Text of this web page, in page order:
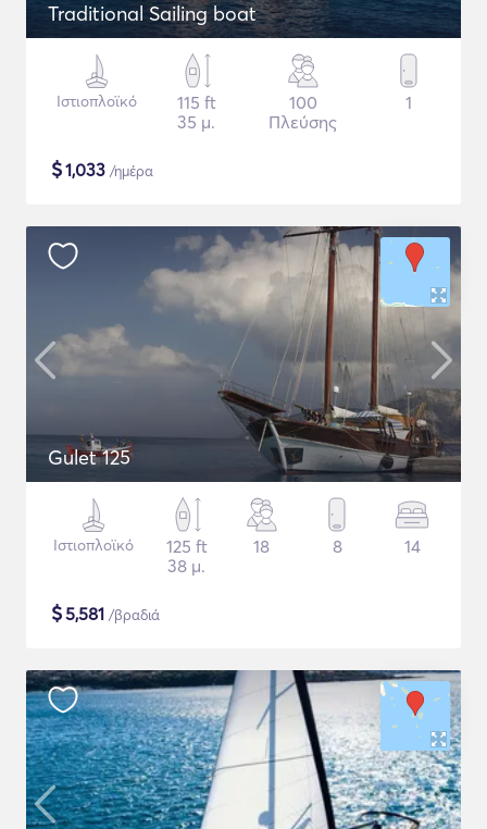
Traditional Sailing boat
Ιστιοπλοϊκό
115 ft
35 μ.
100
Πλεύσης
1
$1,033 /ημέρα
Gulet 125
Ιστιοπλοϊκό
125 ft
38 μ.
18 8 14
$5,581 /βραδιά